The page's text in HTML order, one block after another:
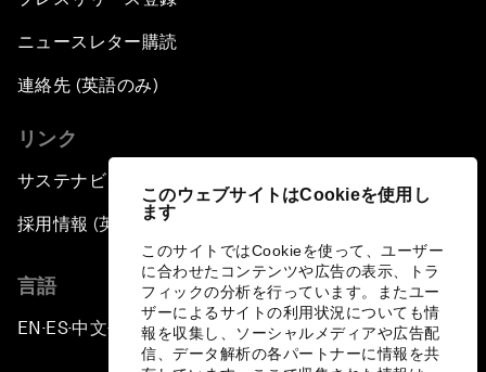
このウェブサイトはCookieを使用し
ます
このサイトではCookieを使って、ユーザー
に合わせたコンテンツや広告の表示、トラ
フィックの分析を行っています。またユー
ザーによるサイトの利用状況についても情
報を収集し、ソーシャルメディアや広告配
信、データ解析の各パートナーに情報を共
ニュースレター購読
連絡先 (英語のみ)
リンク
サステナビリティへの取り組み
採用情報 (英語のみ)
言語
EN ▪ES▪中文▪ 日本語